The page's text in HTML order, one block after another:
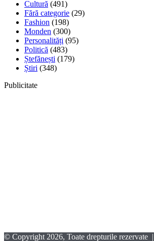
Cultură (491)
Fără categorie (29)
Fashion (198)
Monden (300)
Personalități (95)
Politică (483)
Ștefănești (179)
Știri (348)
Publicitate
© Copyright 2026, Toate drepturile rezervate |